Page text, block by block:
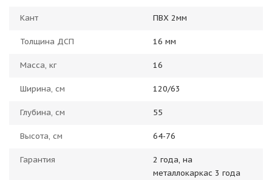
Кант ПВХ 2мм
Толщина ДСП 16 мм
Масса, кг 16
Ширина, см 120/63
Глубина, см 55
Высота, см 64-76
Гарантия
2 года, на
металлокаркас 3 года